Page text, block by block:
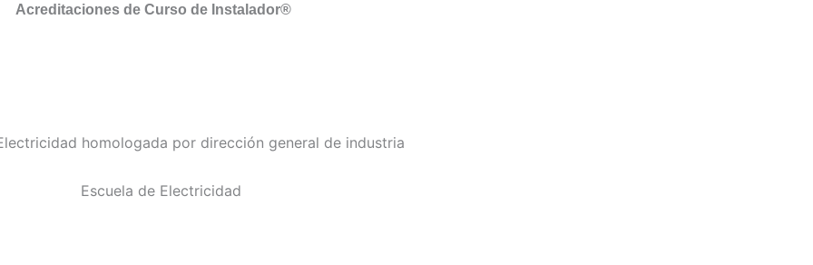
Acreditaciones de Curso de Instalador®